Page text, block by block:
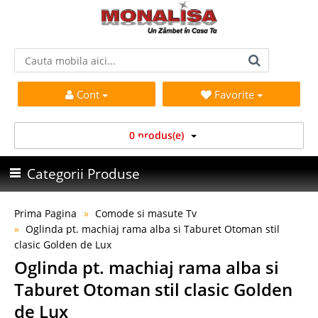
Cont Favorite
0 produs(e)
Categorii Produse
Prima Pagina
Comode si masute Tv
Oglinda pt. machiaj rama alba si Taburet Otoman stil
clasic Golden de Lux
Oglinda pt. machiaj rama alba si
Taburet Otoman stil clasic Golden
de Lux